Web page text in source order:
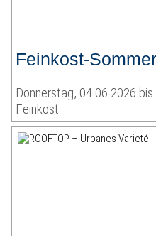
Feinkost-
Donnerstag, 04.06.2026
Feinkost